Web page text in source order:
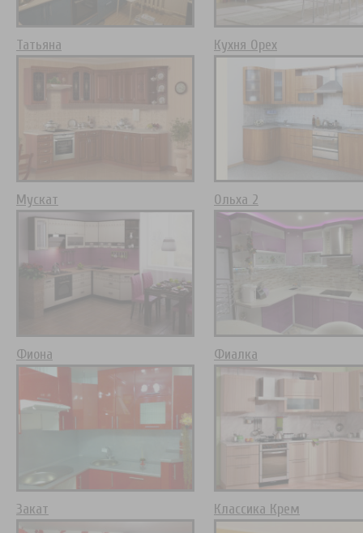
Татьяна Кухня Орех
Мускат Ольха 2
Фиона Фиалка
Закат Классика Крем